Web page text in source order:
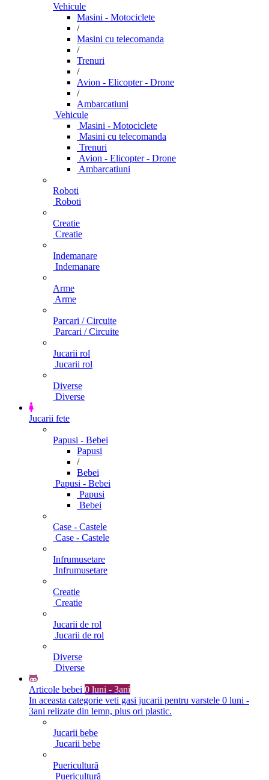
Vehicule
Masini - Motociclete
/
Masini cu telecomanda
/
Trenuri
/
Avion - Elicopter - Drone
/
Ambarcatiuni
Vehicule
Masini - Motociclete
Masini cu telecomanda
Trenuri
Avion - Elicopter - Drone
Ambarcatiuni
Roboti
Roboti
Creatie
Creatie
Indemanare
Indemanare
Arme
Arme
Parcari / Circuite
Parcari / Circuite
Jucarii rol
Jucarii rol
Diverse
Diverse
Jucarii fete
Papusi - Bebei
Papusi
/
Bebei
Papusi - Bebei
Papusi
Bebei
Case - Castele
Case - Castele
Infrumusetare
Infrumusetare
Creatie
Creatie
Jucarii de rol
Jucarii de rol
Diverse
Diverse
Articole bebei 0 luni - 3ani
In aceasta categorie veti gasi jucarii pentru varstele 0 luni -
3ani relizate din lemn, plus ori plastic.
Jucarii bebe
Jucarii bebe
Puericultură
Puericultură